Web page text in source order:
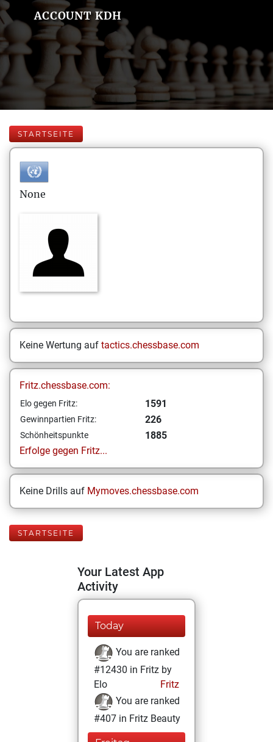
ACCOUNT KDH
STARTSEITE
None
Keine Wertung auf tactics.chessbase.com
Fritz.chessbase.com:
Elo gegen Fritz: 1591
Gewinnpartien Fritz: 226
Schönheitspunkte
1885
Erfolge gegen Fritz...
Keine Drills auf Mymoves.chessbase.com
STARTSEITE
Your Latest App
Activity
Today
You are ranked
#12430 in Fritz by
Elo
Fritz
You are ranked
#407 in Fritz Beauty